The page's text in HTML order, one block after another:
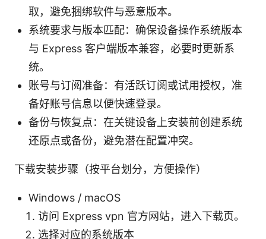
取，避免捆绑软件与恶意版本。
系统要求与版本匹配：确保设备操作系统版本
与 Express 客户端版本兼容，必要时更新系
统。
账号与订阅准备：有活跃订阅或试用授权，准
备好账号信息以便快速登录。
备份与恢复点：在关键设备上安装前创建系统
还原点或备份，避免潜在配置冲突。
下载安装步骤（按平台划分，方便操作）
Windows / macOS
访问 Express vpn 官方网站，进入下载页。
选择对应的系统版本